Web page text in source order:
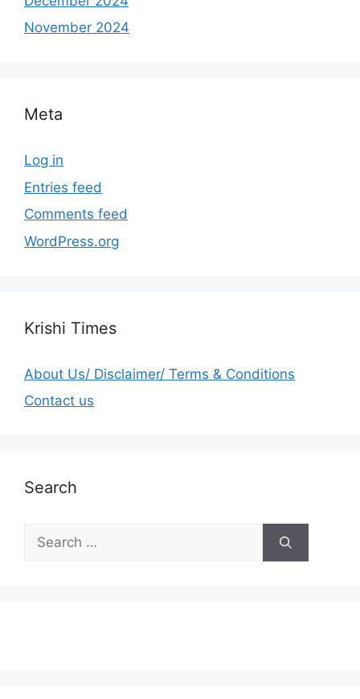
November 2024
Meta
Log in
Entries feed
Comments feed
WordPress.org
Krishi Times
About Us/ Disclaimer/ Terms & Conditions
Contact us
Search